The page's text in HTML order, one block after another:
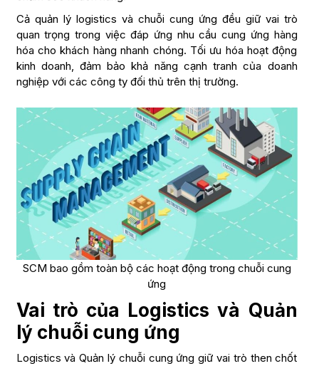
Cả quản lý logistics và chuỗi cung ứng đều giữ vai trò
quan trọng trong việc đáp ứng nhu cầu cung ứng hàng
hóa cho khách hàng nhanh chóng. Tối ưu hóa hoạt động
kinh doanh, đảm bảo khả năng cạnh tranh của doanh
nghiệp với các công ty đối thủ trên thị trường.
SCM bao gồm toàn bộ các hoạt động trong chuỗi cung
ứng
Vai trò của Logistics và Quản
lý chuỗi cung ứng
Logistics và Quản lý chuỗi cung ứng giữ vai trò then chốt